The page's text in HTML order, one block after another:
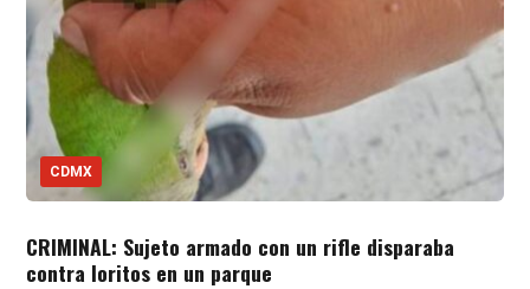
CDMX
CRIMINAL: Sujeto armado con un rifle disparaba
contra loritos en un parque